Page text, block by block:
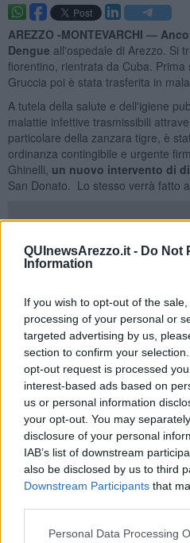
QUInewsArezzo.it - Do Not
Information
If you wish to opt-out of the
processing of your personal or
targeted advertising by us,
section to confirm your
opt-out request is processed
interest-based ads based on
us or personal information
your opt-out. You may
disclosure of your personal
IAB’s list of downstream
also be disclosed by us to third
Downstream Participants that
Personal Data Processing
AREZZO -MONTEVARCHI —
Dengue all'ospedale di Arezzo. Si
fiorentino, rientrata da Cuba. Prima
Gruccia poi è stata trasferita in
A tutela della salute e dell'igiene
malattie infettive trasmissibili
particolare della zanzara tigre, è
ordinanza contingibile e urgente
Ghinelli, un nuovo intervento di
San Donato. Lo stesso verrà fatto
Come in precedenza, l'ordinanza
caditoie stradali e pozzetti, aree
Donato, si procederà alla
interventi sia adulticidi che larvicidi,
dei focolai larvali peri-domestici con
eventuali abitazioni comprese
a tutti i residenti, amministratori
commerciali, gestori di attività
coloro che abbiano l’effettiva
nelle aree interessate, di
disinfestazione per l’effettuazione
quanto indicato dagli stessi.
Si ripetono le precauzioni da
restare al chiuso con finestre e
di plastica; considerato che per